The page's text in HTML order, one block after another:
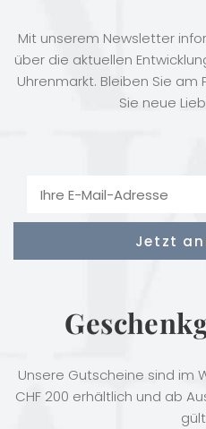
Mit unserem Newsletter
über die aktuellen
Uhrenmarkt. Bleiben Sie
Sie neue
Unsere Gutscheine sind im
CHF 200 erhältlich und ab